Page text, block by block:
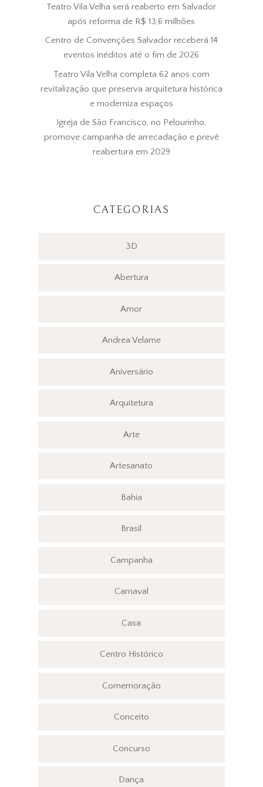
Teatro Vila Velha será reaberto em Salvador
após reforma de R$ 13,6 milhões
Centro de Convenções Salvador receberá 14
eventos inéditos até o fim de 2026
Teatro Vila Velha completa 62 anos com
revitalização que preserva arquitetura histórica
e moderniza espaços
Igreja de São Francisco, no Pelourinho,
promove campanha de arrecadação e prevê
reabertura em 2029
CATEGORIAS
3D
Abertura
Amor
Andrea Velame
Aniversário
Arquitetura
Arte
Artesanato
Bahia
Brasil
Campanha
Carnaval
Casa
Centro Histórico
Comemoração
Conceito
Concurso
Dança